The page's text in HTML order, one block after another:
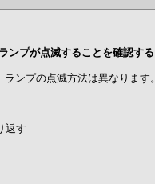
ンプが点滅することを確認する
ンプの点滅方法は異なります。
返す